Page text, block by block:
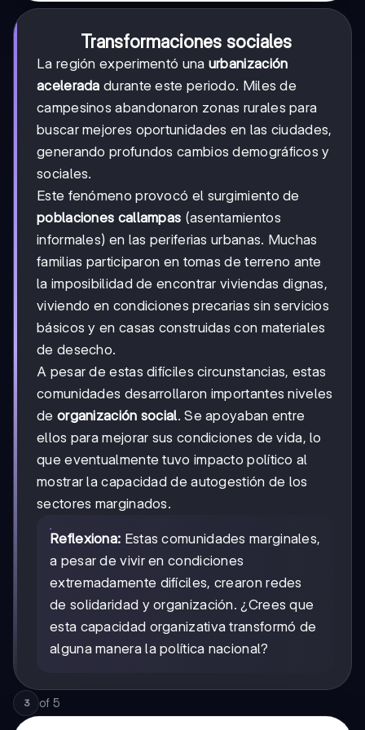
Transformaciones sociales
La región experimentó una urbanización
acelerada durante este periodo. Miles de
campesinos abandonaron zonas rurales para
buscar mejores oportunidades en las ciudades,
generando profundos cambios demográficos y
sociales.
Este fenómeno provocó el surgimiento de
poblaciones callampas (asentamientos
informales) en las periferias urbanas. Muchas
familias participaron en tomas de terreno ante
la imposibilidad de encontrar viviendas dignas,
viviendo en condiciones precarias sin servicios
básicos y en casas construidas con materiales
de desecho.
A pesar de estas difíciles circunstancias, estas
comunidades desarrollaron importantes niveles
de organización social. Se apoyaban entre
ellos para mejorar sus condiciones de vida, lo
que eventualmente tuvo impacto político al
mostrar la capacidad de autogestión de los
sectores marginados.
Reflexiona: Estas comunidades marginales,
a pesar de vivir en condiciones
extremadamente difíciles, crearon redes
de solidaridad y organización. ¿Crees que
esta capacidad organizativa transformó de
alguna manera la política nacional?
3 of 5